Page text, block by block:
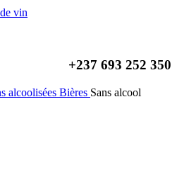
vin
+237 693 252 350
alcoolisées Bières Sans alcool